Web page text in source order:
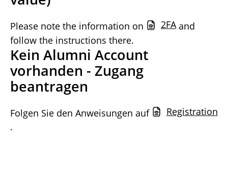
Please note the information on 2FAand
follow the instructions there.
Kein Alumni Account
vorhanden - Zugang
beantragen
Folgen Sie den Anweisungen auf
Registration
.